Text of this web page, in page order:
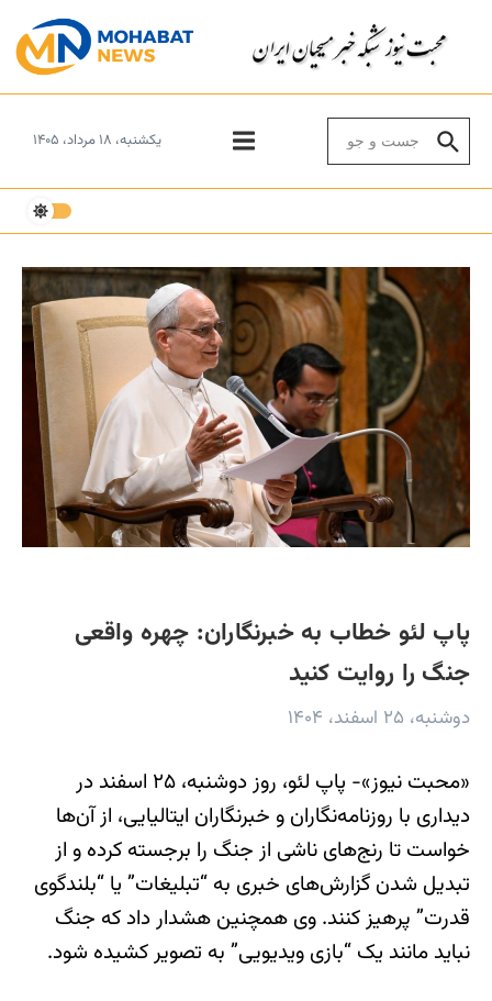
یکشنبه، ۱۸ مرداد، ۱۴۰۵
پاپ لئو خطاب به خبرنگاران: چهره واقعی
جنگ را روایت کنید
دوشنبه، ۲۵ اسفند، ۱۴۰۴
«محبت نیوز»- پاپ لئو، روز دوشنبه، ۲۵ اسفند در
دیداری با روزنامه‌نگاران و خبرنگاران ایتالیایی، از آن‌ها
خواست تا رنج‌های ناشی از جنگ را برجسته کرده و از
تبدیل شدن گزارش‌های خبری به “تبلیغات” یا “بلندگوی
قدرت” پرهیز کنند. وی همچنین هشدار داد که جنگ
نباید مانند یک “بازی ویدیویی” به تصویر کشیده شود.